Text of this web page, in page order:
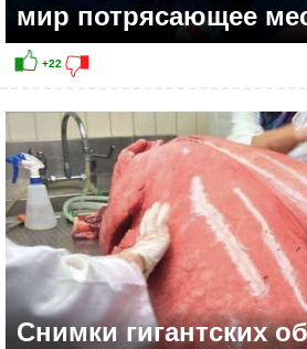
+16
мир потрясающее
Снимки гигантских